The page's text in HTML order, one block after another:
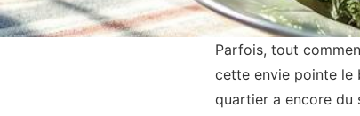
Parfois, tout
cette envie pointe le
quartier a encore du